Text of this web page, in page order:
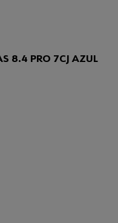
8.4 PRO 7CJ AZUL